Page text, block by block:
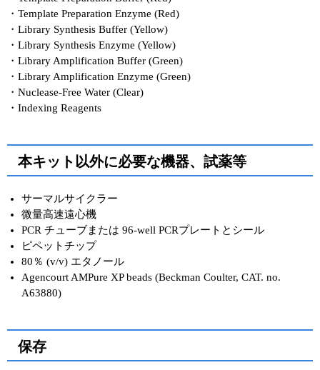
・Template Preparation Enzyme (Red)
・Library Synthesis Buffer (Yellow)
・Library Synthesis Enzyme (Yellow)
・Library Amplification Buffer (Green)
・Library Amplification Enzyme (Green)
・Nuclease-Free Water (Clear)
・Indexing Reagents
本キット以外に必要な機器、試薬等
サーマルサイクラー
微量高速遠心機
PCR チューブまたは 96-well PCRプレートとシール
ピペットチップ
80％ (v/v) エタノール
Agencourt AMPure XP beads (Beckman Coulter, CAT. no.
A63880)
保存